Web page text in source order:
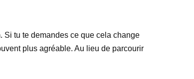
. Si tu te demandes ce que cela change
plus agréable. Au lieu de parcourir